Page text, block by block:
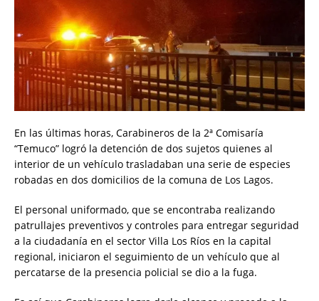
En las últimas horas, Carabineros de la 2ª Comisaría
“Temuco” logró la detención de dos sujetos quienes al
interior de un vehículo trasladaban una serie de especies
robadas en dos domicilios de la comuna de Los Lagos.
El personal uniformado, que se encontraba realizando
patrullajes preventivos y controles para entregar seguridad
a la ciudadanía en el sector Villa Los Ríos en la capital
regional, iniciaron el seguimiento de un vehículo que al
percatarse de la presencia policial se dio a la fuga.